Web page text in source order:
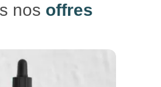
nos offres